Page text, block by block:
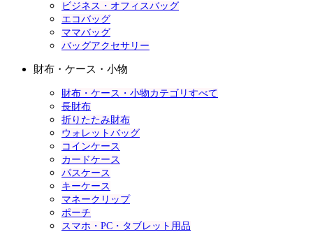
ビジネス・オフィスバッグ
エコバッグ
ママバッグ
バッグアクセサリー
財布・ケース・小物
財布・ケース・小物カテゴリすべて
長財布
折りたたみ財布
ウォレットバッグ
コインケース
カードケース
パスケース
キーケース
マネークリップ
ポーチ
スマホ・PC・タブレット用品